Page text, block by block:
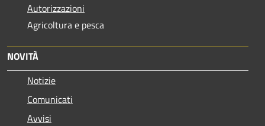
Autorizzazioni
Agricoltura e pesca
NOVITÀ
Notizie
Comunicati
Avvisi